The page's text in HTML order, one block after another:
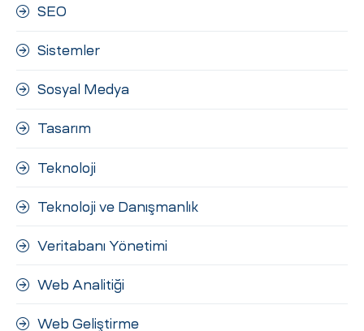
SEO
Sistemler
Sosyal Medya
Tasarım
Teknoloji
Teknoloji ve Danışmanlık
Veritabanı Yönetimi
Web Analitiği
Web Geliştirme